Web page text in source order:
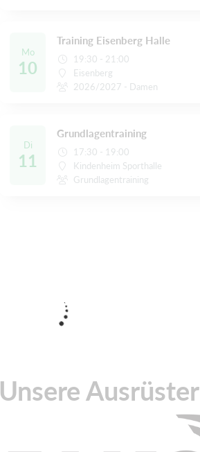
Mo
10
Training Eisenberg Halle
19:30 - 21:00
Eisenberg
2026/2027 - Damen
Di
11
Grundlagentraining
17:30 - 19:00
Kindenheim Sporthalle
Grundlagentraining
Unsere Ausrüster